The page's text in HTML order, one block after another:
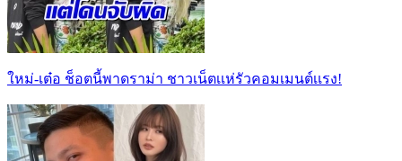
ใหม่-เต๋อ ช็อตนี้พาดราม่า ชาวเน็ตเเห่รัวคอมเมนต์เเรง!